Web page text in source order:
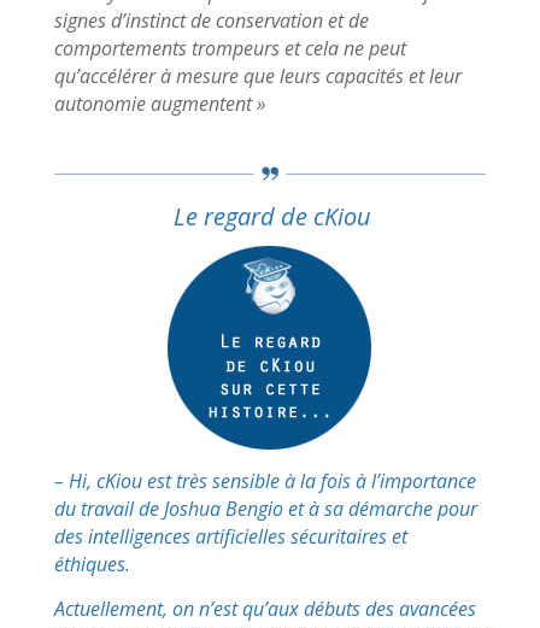
signes d’instinct de conservation et de
comportements trompeurs et cela ne peut
qu’accélérer à mesure que leurs capacités et leur
autonomie augmentent »
Le regard de cKiou
– Hi, cKiou est très sensible à la fois à l’importance
du travail de Joshua Bengio et à sa démarche pour
des intelligences artificielles sécuritaires et
éthiques.
Actuellement, on n’est qu’aux débuts des avancées